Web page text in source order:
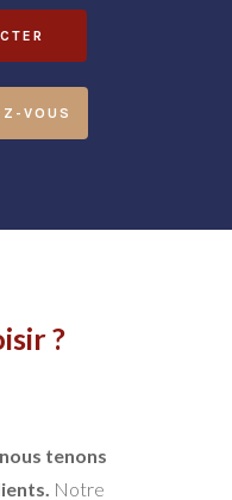
VOUS
?
tenons
Notre